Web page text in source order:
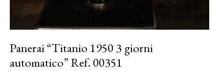
Panerai “Titanio 1950 3 giorni
automatico” Ref. 00351